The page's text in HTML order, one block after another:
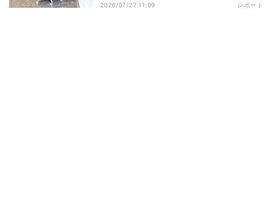
2026/07/27 11:09 レポート